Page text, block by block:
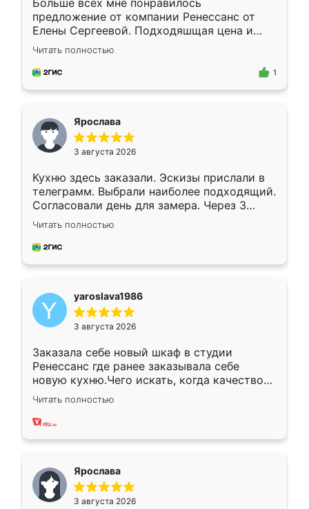
Больше всех мне понравилось
предложение от компании Ренессанс от
Елены Сергеевой. Подходяшщая цена и
короткие сроки изготовления. Приехавший
для замера сотрудник Владислав
предложил по моему эскизу самый
Читать полностью
1
Ярослава
3 августа 2026
Кухню здесь заказали. Эскизы прислали в
телеграмм. Выбрали наиболее подходящий.
Согласовали день для замера. Через 3
недели кухня была уже готова. Остались
довольны работой. Спасибо Ренессанс
мебель за качественную работу!
Читать полностью
yaroslava1986
3 августа 2026
Заказала себе новый шкаф в студии
Ренессанс где ранее заказывала себе
новую кухню.Чего искать, когда качеством
вполне довольна. Служит кухня уже почти
два года, нареканий нет.
Читать полностью
Ярослава
3 августа 2026